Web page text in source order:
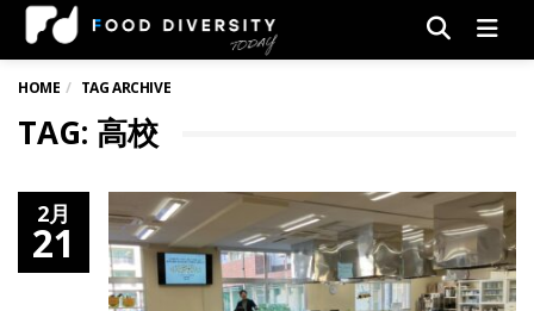
HOME TAG ARCHIVE
TAG: 高校
2月
21